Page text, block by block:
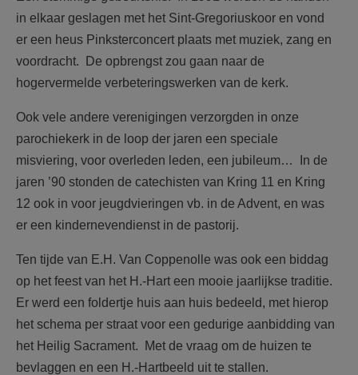
in elkaar geslagen met het Sint-Gregoriuskoor en vond
er een heus Pinksterconcert plaats met muziek, zang en
voordracht. De opbrengst zou gaan naar de
hogervermelde verbeteringswerken van de kerk.
Ook vele andere verenigingen verzorgden in onze
parochiekerk in de loop der jaren een speciale
misviering, voor overleden leden, een jubileum… In de
jaren ’90 stonden de catechisten van Kring 11 en Kring
12 ook in voor jeugdvieringen vb. in de Advent, en was
er een kindernevendienst in de pastorij.
Ten tijde van E.H. Van Coppenolle was ook een biddag
op het feest van het H.-Hart een mooie jaarlijkse traditie.
Er werd een foldertje huis aan huis bedeeld, met hierop
het schema per straat voor een gedurige aanbidding van
het Heilig Sacrament. Met de vraag om de huizen te
bevlaggen en een H.-Hartbeeld uit te stallen.